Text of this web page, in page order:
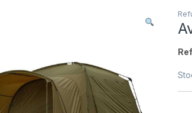
Búsqueda no disponible
No se pudo cargar el widget de
Reintentar